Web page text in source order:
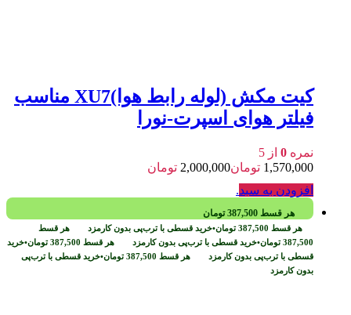
کیت مکش (لوله رابط هوا)XU7 مناسب
فیلتر هوای اسپرت-نورا
نمره 0 از 5
1,570,000 تومان2,000,000 تومان
افزودن به سبد.
هر قسط 387,500 تومان
هر قسط 387,500 تومان•خرید قسطی با ترب‌پی بدون کارمزد
هر قسط
387,500 تومان•خرید قسطی با ترب‌پی بدون کارمزد هر قسط 387,500 تومان•خرید
قسطی با ترب‌پی بدون کارمزد
هر قسط 387,500 تومان•خرید قسطی با ترب‌پی
بدون کارمزد